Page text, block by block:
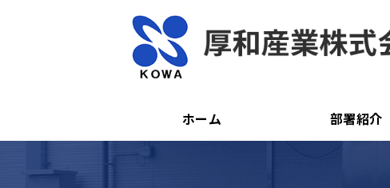
ホーム 部署紹介